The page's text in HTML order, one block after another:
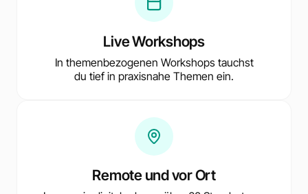
Live Workshops
In themenbezogenen Workshops tauchst
du tief in praxisnahe Themen ein.
Remote und vor Ort